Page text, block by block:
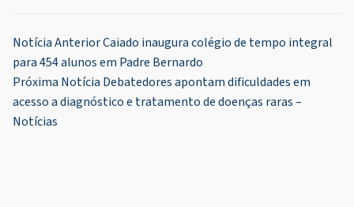
Navegação
de
Post
Notícia AnteriorCaiado inaugura colégio de tempo integral
para 454 alunos em Padre Bernardo
Próxima Notícia Debatedores apontam dificuldades em
acesso a diagnóstico e tratamento de doenças raras –
Notícias